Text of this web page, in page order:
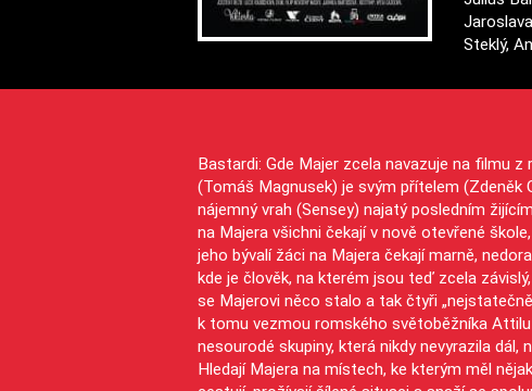
Steklý,
Bastardi: Gde Majer zcela navazuje na filmu
(Tomáš Magnusek) je svým přítelem (Zdeněk
nájemný vrah (Sensey) najatý posledním
na Majera všichni čekají v nově otevřené
jeho bývalí žáci na Majera čekají marně,
kde je člověk, na kterém jsou teď zcela
se Majerovi něco stalo a tak čtyři
k tomu vezmou romského světoběžníka
nesourodé skupiny, která nikdy nevyrazila
Hledají Majera na místech, ke kterým měl